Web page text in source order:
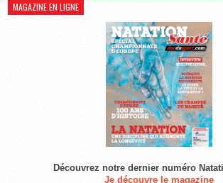
MAGAZINE EN LIGNE
Découvrez notre dernier numéro
Je découvre le magazine